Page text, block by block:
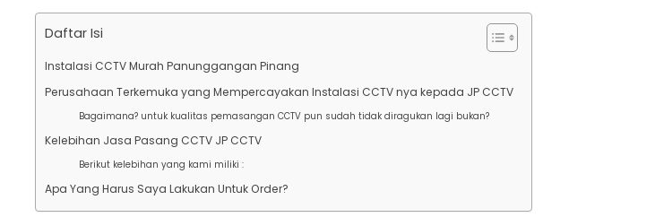
Daftar Isi
Instalasi CCTV Murah Panunggangan Pinang
Perusahaan Terkemuka yang Mempercayakan Instalasi CCTV nya kepada JP CCTV
Bagaimana? untuk kualitas pemasangan CCTV pun sudah tidak diragukan lagi bukan?
Kelebihan Jasa Pasang CCTV JP CCTV
Berikut kelebihan yang kami miliki :
Apa Yang Harus Saya Lakukan Untuk Order?